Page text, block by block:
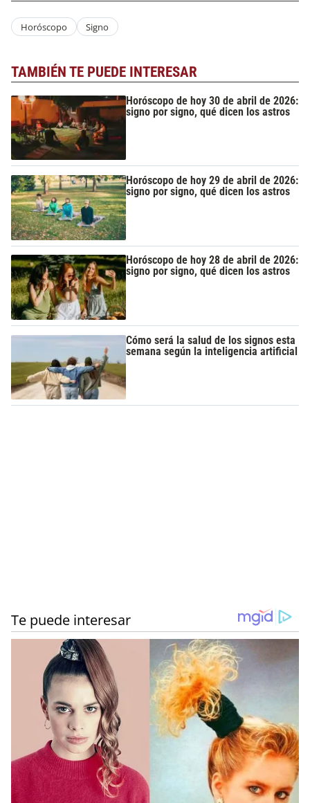
Horóscopo Signo
TAMBIÉN TE PUEDE INTERESAR
Horóscopo de hoy 30 de abril de 2026:
signo por signo, qué dicen los astros
Horóscopo de hoy 29 de abril de 2026:
signo por signo, qué dicen los astros
Horóscopo de hoy 28 de abril de 2026:
signo por signo, qué dicen los astros
Cómo será la salud de los signos esta
semana según la inteligencia artificial